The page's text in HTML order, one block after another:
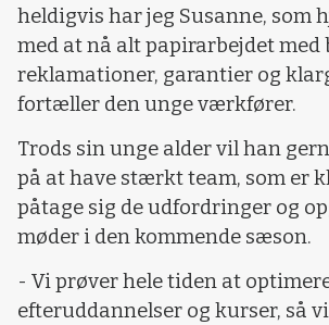
heldigvis har jeg Susanne, som
med at nå alt papirarbejdet med
reklamationer, garantier og
fortæller den unge værkfører.
Trods sin unge alder vil han
på at have stærkt team, som er
påtage sig de udfordringer og
møder i den kommende sæson.
- Vi prøver hele tiden at
efteruddannelser og kurser, så